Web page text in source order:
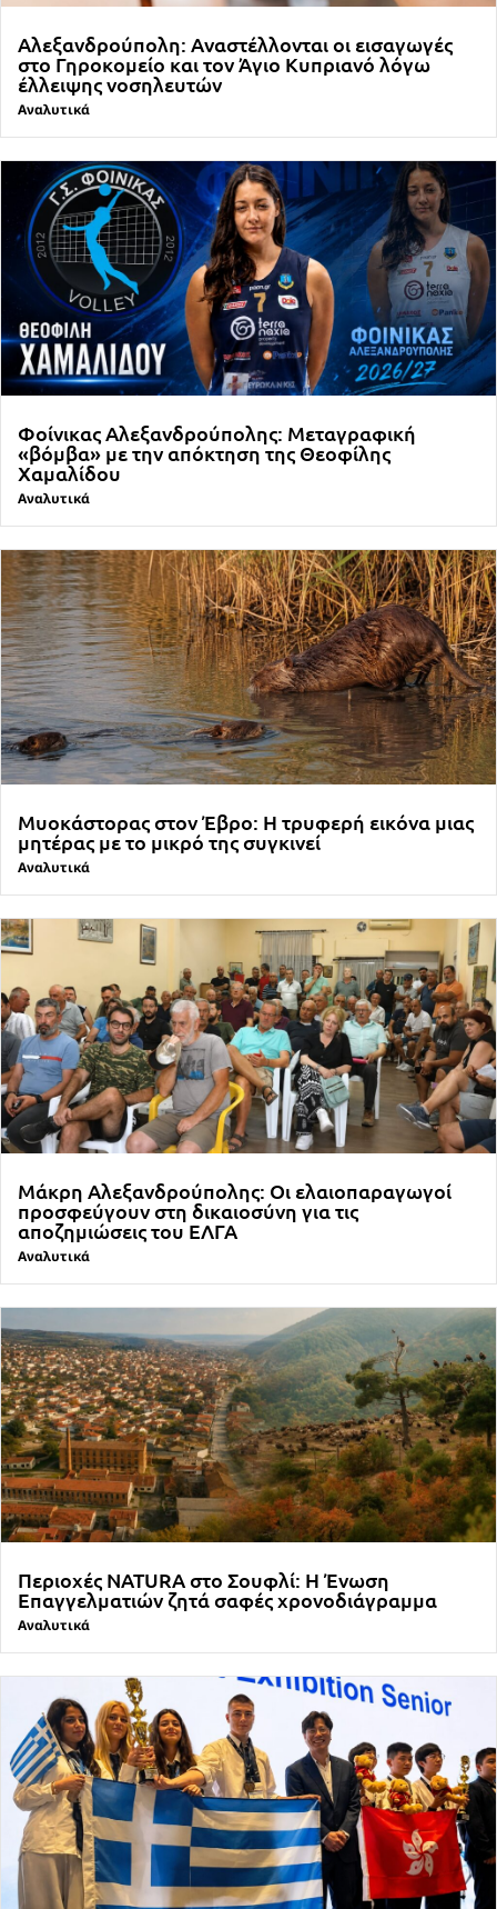
Αλεξανδρούπολη: Αναστέλλονται οι εισαγωγές
στο Γηροκομείο και τον Άγιο Κυπριανό λόγω
έλλειψης νοσηλευτών
Αναλυτικά
Φοίνικας Αλεξανδρούπολης: Μεταγραφική
«βόμβα» με την απόκτηση της Θεοφίλης
Χαμαλίδου
Αναλυτικά
Μυοκάστορας στον Έβρο: Η τρυφερή εικόνα μιας
μητέρας με το μικρό της συγκινεί
Αναλυτικά
Μάκρη Αλεξανδρούπολης: Οι ελαιοπαραγωγοί
προσφεύγουν στη δικαιοσύνη για τις
αποζημιώσεις του ΕΛΓΑ
Αναλυτικά
Περιοχές NATURA στο Σουφλί: Η Ένωση
Επαγγελματιών ζητά σαφές χρονοδιάγραμμα
Αναλυτικά